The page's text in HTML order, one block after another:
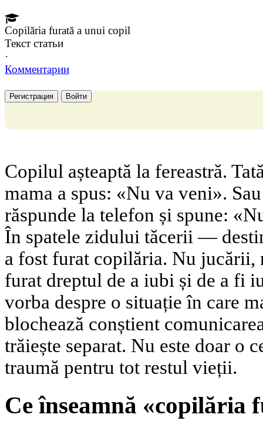
Copilăria furată a unui copil
Текст статьи
·
Комментарии
Регистрация Войти
Copilul așteaptă la fereastră.
mama a spus: «Nu va veni».
răspunde la telefon și spune:
În spatele zidului tăcerii —
a fost furat copilăria. Nu
furat dreptul de a iubi și de a fi
vorba despre o situație în care
blochează conștient
trăiește separat. Nu este doar o
traumă pentru tot restul vieții.
Ce înseamnă «copilăria